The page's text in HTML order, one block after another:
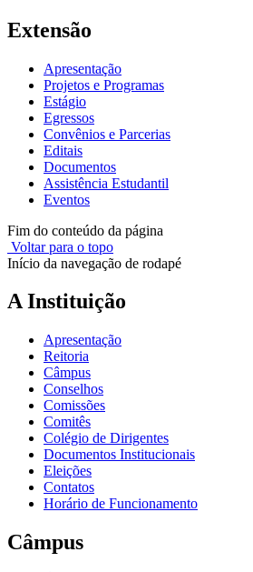
Extensão
Apresentação
Projetos e Programas
Estágio
Egressos
Convênios e Parcerias
Editais
Documentos
Assistência Estudantil
Eventos
Fim do conteúdo da página
Voltar para o topo
Início da navegação de rodapé
A Instituição
Apresentação
Reitoria
Câmpus
Conselhos
Comissões
Comitês
Colégio de Dirigentes
Documentos Institucionais
Eleições
Contatos
Horário de Funcionamento
Câmpus